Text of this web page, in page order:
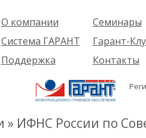
О компании
Компания
Проекты
Партнеры
Вакансии
Реквизиты
Информация
Система ГАРАНТ
О системе
решения
Комплекты
Новинки
История
Поддержка
Пользователям
Будущим
пользователям
Семинары
Об услуге
семинары
Гарант-
Контакты
» ИФНС России по